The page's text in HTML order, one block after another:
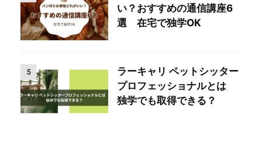
い？おすすめの通信講座6
選 在宅で独学OK
5
ラーキャリ ペットシッター
プロフェッショナルとは
独学でも取得できる？